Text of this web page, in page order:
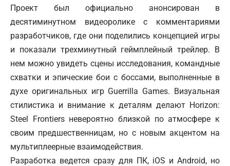
Проект был официально анонсирован в
десятиминутном видеоролике с комментариями
разработчиков, где они поделились концепцией игры
и показали трехминутный геймплейный трейлер. В
нем можно увидеть сцены исследования, командные
схватки и эпические бои с боссами, выполненные в
духе оригинальных игр Guerrilla Games. Визуальная
стилистика и внимание к деталям делают Horizon:
Steel Frontiers невероятно близкой по атмосфере к
своим предшественницам, но с новым акцентом на
мультиплеерные взаимодействия.
Разработка ведется сразу для ПК, iOS и Android, но